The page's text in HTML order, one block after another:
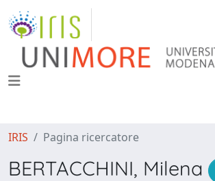
IRIS Pagina ricercatore
BERTACCHINI, Milena